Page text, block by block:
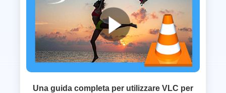
Una guida completa per utilizzare VLC per